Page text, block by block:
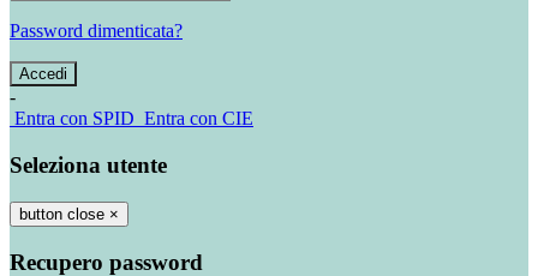
Password dimenticata?
-
Entra con SPID Entra con CIE
Seleziona utente
button close ×
Recupero password